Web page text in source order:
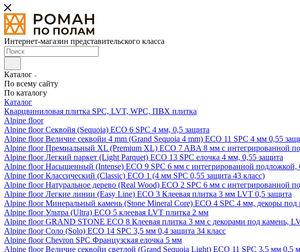
Интернет-магазин представительского класса
Каталог
По всему сайту
По каталогу
Каталог
Кварцвиниловая плитка SPC, LVT, WPC, ПВХ плитка
Alpine floor
Alpine floor Секвойя (Sequoia) ECO 6 SPC 4 мм, 0,5 защита
Alpine floor Величие секвойи 4 mm (Grand Sequoia 4 mm) ECO 11 SPC 4 мм 0,55
Alpine floor Премиальный XL (Premium XL) ECO 7 ABA 8 мм с интегрированной
Alpine floor Легкий паркет (Light Parquet) ECO 13 SPC елочка 4 мм, 0,55 защита
Alpine floor Насыщенный (Intense) ECO 9 SPC 6 мм с интегрированной подложкой,
Alpine floor Классический (Classic) ECO 1 (4 мм SPC 0,55 защита 43 класс)
Alpine floor Натуральное дерево (Real Wood) ECO 2 SPC 6 мм с интегрированной
Alpine floor Легкие линии (Easy Line) ECO 3 Клеевая плитка 3 мм LVT 0,5 защита
Alpine floor Минеральный камень (Stone Mineral Core) ECO 4 SPC 4 мм, декоры под
Alpine floor Ультра (Ultra) ECO 5 клеевая LVT плитка 2 мм
Alpine floor GRAND STONE ECO 8 Клеевая плитка 3 мм с декорами под камень,
Alpine floor Соло (Solo) ECO 14 SPC 3,5 мм 0,4 защита 34 класс
Alpine floor Chevron SPC Французская елочка 5 мм
Alpine floor Величие секвойи светлой (Grand Sequoia Light) ECO 11 SPC 3,5 мм 0,5